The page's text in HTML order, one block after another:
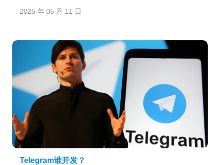
2025 年 05 月 11 日
Telegram谁开发？